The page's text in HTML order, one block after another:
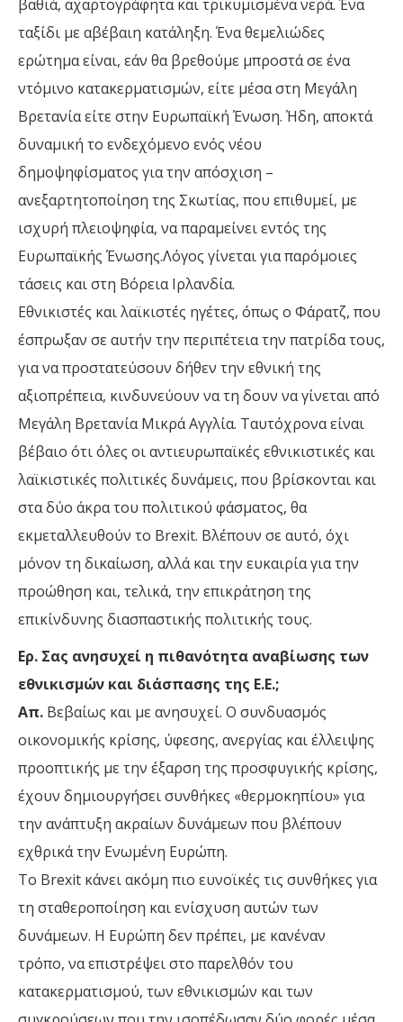
βαθιά, αχαρτογράφητα και τρικυμισμένα νερά. Ένα
ταξίδι με αβέβαιη κατάληξη. Ένα θεμελιώδες
ερώτημα είναι, εάν θα βρεθούμε μπροστά σε ένα
ντόμινο κατακερματισμών, είτε μέσα στη Μεγάλη
Βρετανία είτε στην Ευρωπαϊκή Ένωση. Ήδη, αποκτά
δυναμική το ενδεχόμενο ενός νέου
δημοψηφίσματος για την απόσχιση –
ανεξαρτητοποίηση της Σκωτίας, που επιθυμεί, με
ισχυρή πλειοψηφία, να παραμείνει εντός της
Ευρωπαϊκής Ένωσης.Λόγος γίνεται για παρόμοιες
τάσεις και στη Βόρεια Ιρλανδία.
Εθνικιστές και λαϊκιστές ηγέτες, όπως ο Φάρατζ, που
έσπρωξαν σε αυτήν την περιπέτεια την πατρίδα τους,
για να προστατεύσουν δήθεν την εθνική της
αξιοπρέπεια, κινδυνεύουν να τη δουν να γίνεται από
Μεγάλη Βρετανία Μικρά Αγγλία. Ταυτόχρονα είναι
βέβαιο ότι όλες οι αντιευρωπαϊκές εθνικιστικές και
λαϊκιστικές πολιτικές δυνάμεις, που βρίσκονται και
στα δύο άκρα του πολιτικού φάσματος, θα
εκμεταλλευθούν το Brexit. Βλέπουν σε αυτό, όχι
μόνον τη δικαίωση, αλλά και την ευκαιρία για την
προώθηση και, τελικά, την επικράτηση της
επικίνδυνης διασπαστικής πολιτικής τους.
Ερ. Σας ανησυχεί η πιθανότητα αναβίωσης των
εθνικισμών και διάσπασης της Ε.Ε.;
Απ. Βεβαίως και με ανησυχεί. Ο συνδυασμός
οικονομικής κρίσης, ύφεσης, ανεργίας και έλλειψης
προοπτικής με την έξαρση της προσφυγικής κρίσης,
έχουν δημιουργήσει συνθήκες «θερμοκηπίου» για
την ανάπτυξη ακραίων δυνάμεων που βλέπουν
εχθρικά την Ενωμένη Ευρώπη.
Το Brexit κάνει ακόμη πιο ευνοϊκές τις συνθήκες για
τη σταθεροποίηση και ενίσχυση αυτών των
δυνάμεων. Η Ευρώπη δεν πρέπει, με κανέναν
τρόπο, να επιστρέψει στο παρελθόν του
κατακερματισμού, των εθνικισμών και των